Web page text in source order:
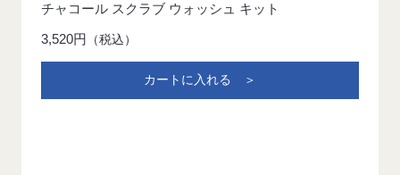
チャコール スクラブ ウォッシュ キット
3,520円
（税込）
カートに入れる ＞